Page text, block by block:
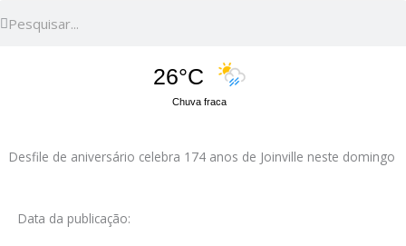
26°C
Chuva fraca
Desfile de aniversário celebra 174 anos de Joinville neste domingo
Data da publicação: